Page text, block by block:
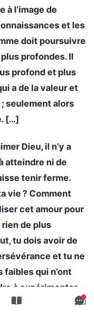
à l’image de
et les
doit poursuivre
profondes. Il
profond et plus
a de la valeur et
seulement alors
[…]
Dieu, il n’y a
atteindre ni de
tenir ferme.
vie ? Comment
cet amour pour
rien de plus
tu dois avoir de
et tu ne
faibles qui n’ont
à expérimenter
des vérités